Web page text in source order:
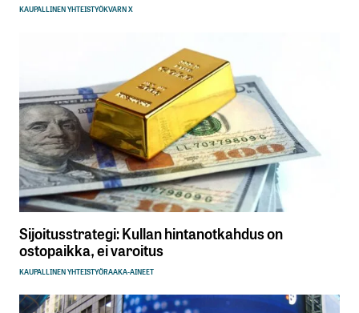
KAUPALLINEN YHTEISTYÖKVARN X
Sijoitusstrategi: Kullan hintanotkahdus on
ostopaikka, ei varoitus
KAUPALLINEN YHTEISTYÖRAAKA-AINEET